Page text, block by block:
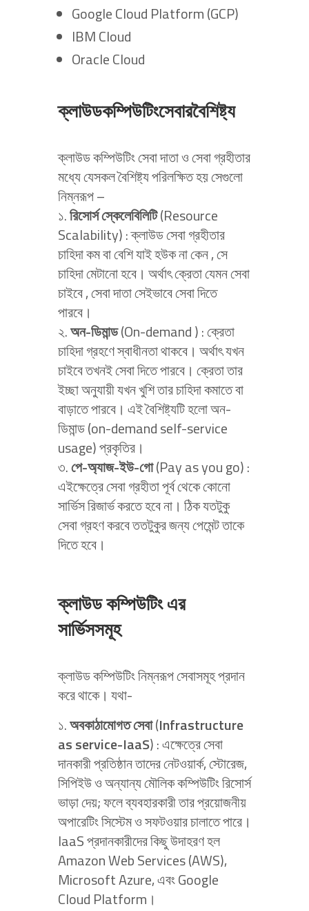
Google Cloud Platform (GCP)
IBM Cloud
Oracle Cloud
ক্লাউডকম্পিউটিংসেবারবৈশিষ্ট্য
ক্লাউড কম্পিউটিং সেবা দাতা ও সেবা গ্রহীতার
মধ্যে যেসকল বৈশিষ্ট্য পরিলক্ষিত হয় সেগুলো
নিম্নরূপ –
১.রিসোর্স স্কেলেবিলিটি(Resource
Scalability) : ক্লাউড সেবা গ্রহীতার
চাহিদা কম বা বেশি যাই হউক না কেন , সে
চাহিদা মেটানো হবে। অর্থাৎ ক্রেতা যেমন সেবা
চাইবে , সেবা দাতা সেইভাবে সেবা দিতে
পারবে।
২.অন-ডিমান্ড(On-demand ) : ক্রেতা
চাহিদা গ্রহণে স্বাধীনতা থাকবে। অর্থাৎ যখন
চাইবে তখনই সেবা দিতে পারবে। ক্রেতা তার
ইচ্ছা অনুযায়ী যখন খুশি তার চাহিদা কমাতে বা
বাড়াতে পারবে। এই বৈশিষ্ট্যটি হলো অন-
ডিমান্ড (on-demand self-service
usage) প্রকৃতির।
৩.পে-অ্যাজ-ইউ-গো(Pay as you go) :
এইক্ষেত্রে সেবা গ্রহীতা পূর্ব থেকে কোনো
সার্ভিস রিজার্ভ করতে হবে না। ঠিক যতটুকু
সেবা গ্রহণ করবে ততটুকুর জন্য পেমেন্ট তাকে
দিতে হবে।
ক্লাউড কম্পিউটিং এর
সার্ভিসসমূহ
ক্লাউড কম্পিউটিং নিম্নরূপ সেবাসমূহ প্রদান
করে থাকে। যথা-
১.অবকাঠামোগত সেবা(Infrastructure
as service-IaaS) : এক্ষেত্রে সেবা
দানকারী প্রতিষ্ঠান তাদের নেটওয়ার্ক, স্টোরেজ,
সিপিইউ ও অন্যান্য মৌলিক কম্পিউটিং রিসোর্স
ভাড়া দেয়; ফলে ব্যবহারকারী তার প্রয়োজনীয়
অপারেটিং সিস্টেম ও সফটওয়ার চালাতে পারে।
IaaS প্রদানকারীদের কিছু উদাহরণ হল
Amazon Web Services (AWS),
Microsoft Azure, এবং Google
Cloud Platform।